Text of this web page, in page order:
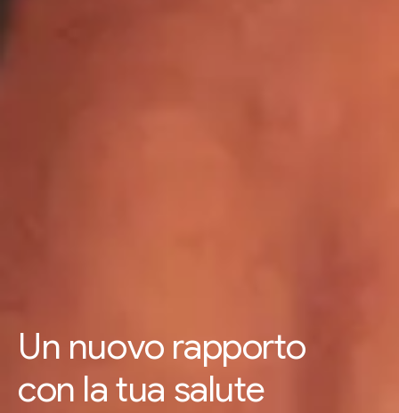
Un nuovo rapporto
con la tua salute